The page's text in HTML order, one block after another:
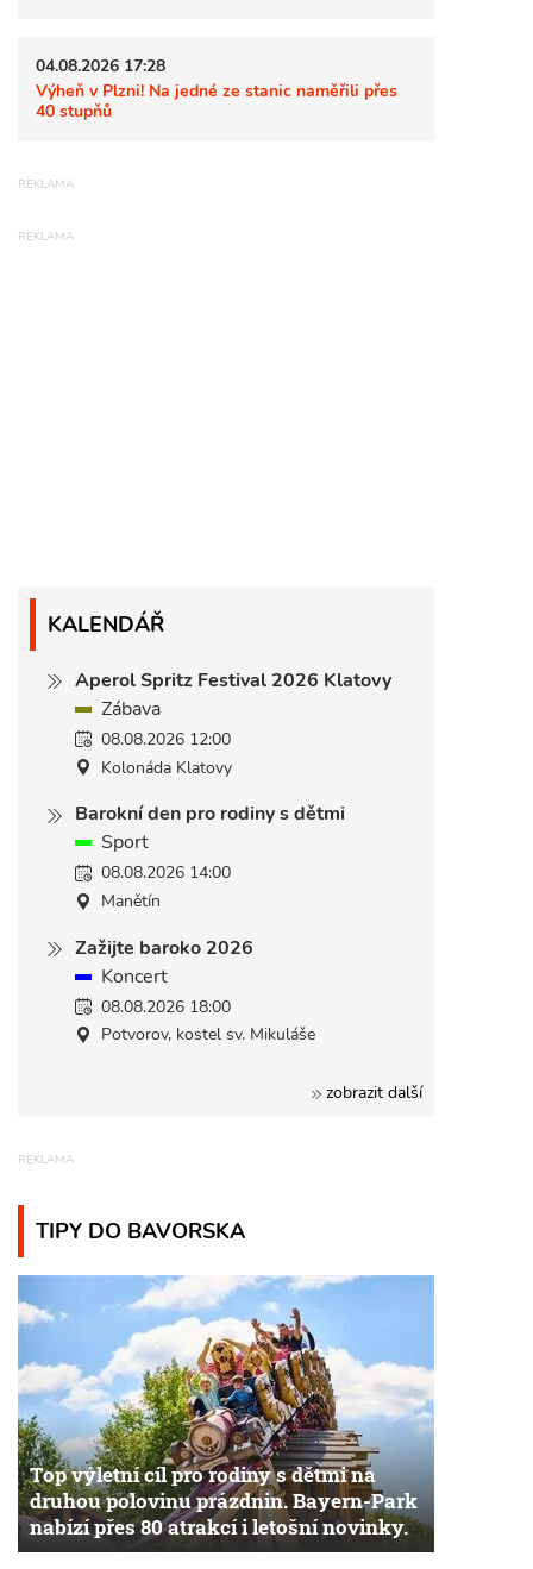
04.08.2026 17:28
Výheň v Plzni! Na jedné ze stanic naměřili přes
40 stupňů
KALENDÁŘ
Aperol Spritz Festival 2026 Klatovy
Zábava
08.08.2026 12:00
Kolonáda Klatovy
Barokní den pro rodiny s dětmi
Sport
08.08.2026 14:00
Manětín
Zažijte baroko 2026
Koncert
08.08.2026 18:00
Potvorov, kostel sv. Mikuláše
zobrazit další
TIPY DO BAVORSKA
Top výletní cíl pro rodiny s dětmi na
druhou polovinu prázdnin. Bayern-Park
nabízí přes 80 atrakcí i letošní novinky.